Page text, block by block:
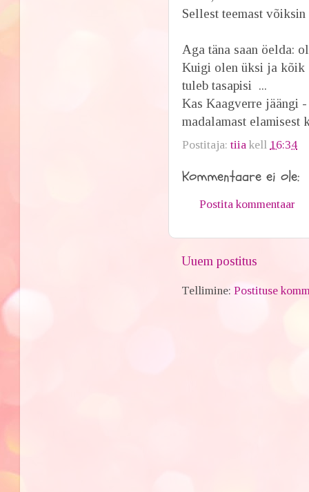
Sellest teemast
Aga täna saan öelda:
Kuigi olen üksi ja kõik
tuleb tasapisi ...
Kas Kaagverre jäängi
madalamast elamisest
Postitaja:tiia kell 16:34
Kommentaare ei ole:
Postita kommentaar
Uuem postitus
Tellimine:Postituse